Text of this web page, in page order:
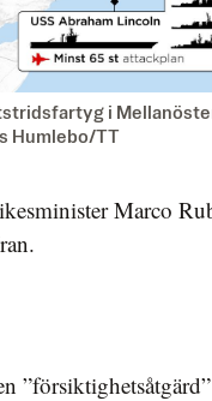
i
Humlebo/TT
Marco
”försiktighetsåtgärd”